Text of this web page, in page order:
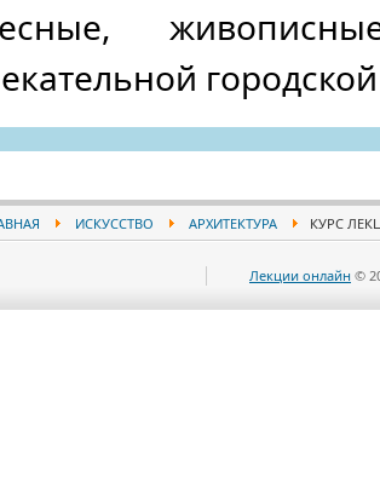
ИСКУССТВО АРХИТЕКТУРА КУРС
Лекции онлайн ©